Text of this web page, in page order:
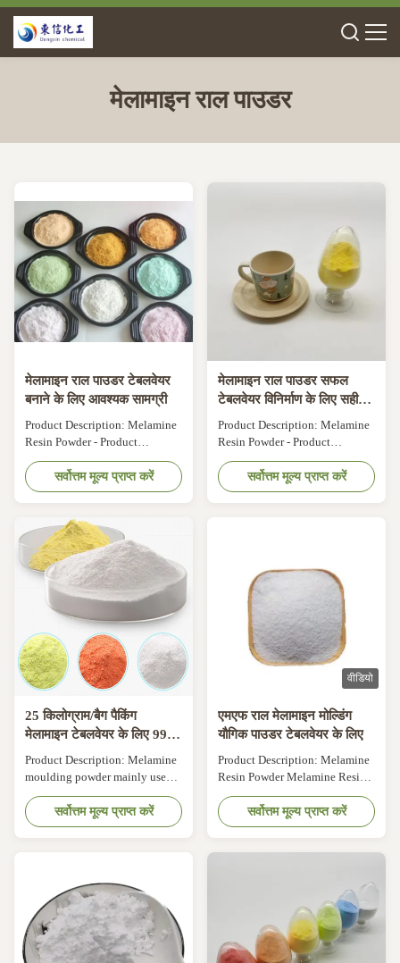
मेलामाइन राल पाउडर
मेलामाइन राल पाउडर टेबलवेयर
बनाने के लिए आवश्यक सामग्री
Product Description: Melamine
Resin Powder - Product
Overview Melamine Resin
Powder is a type of
thermosetting plastic that is
various plastic products due to
its excellent properties. It is a
white, tasteless and non-toxic
powder that is made from
melamine, an ...
सर्वोत्तम मूल्य प्राप्त करें
मेलामाइन राल पाउडर सफल
टेबलवेयर विनिर्माण के लिए सही
घटक
Product Description: Melamine
Resin Powder - Product
Overview Melamine Resin
Powder is a type of
thermosetting plastic that is
powder that is made from
melamine, an ...
सर्वोत्तम मूल्य प्राप्त करें
25 किलोग्राम/बैग पैकिंग
मेलामाइन टेबलवेयर के लिए 99%
शुद्धता के साथ मेलामाइन मोल्डिंग
राल पाउडर
Product Description: Melamine
moulding powder mainly used
for tableware, melamine
crockery process handles for
cookware and other utensils,
housings, Buttons. Features:
Product Name: Melamine Resin
Powder Chemical ...
सर्वोत्तम मूल्य प्राप्त करें
वीडियो
एमएफ राल मेलामाइन मोल्डिंग
यौगिक पाउडर टेबलवेयर के लिए
Product Description: Melamine
Resin Powder Melamine Resin
Powder is a versatile and high-
performance material used in a
variety of industries. It is a type
formaldehyde. This product is
widely known for its ...
सर्वोत्तम मूल्य प्राप्त करें